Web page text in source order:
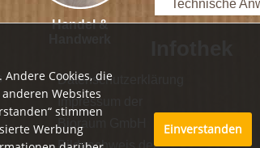
Handel &
Technische
Datenschutzerklärung
Impressum der
Bildnachweis der
Cookies, die
Websites
stimmen
Werbung
Einverstanden